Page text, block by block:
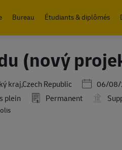
Bureau Étudiants & diplômés
(nový
kraj,Czech Republic Posted
06/
plein Permanent